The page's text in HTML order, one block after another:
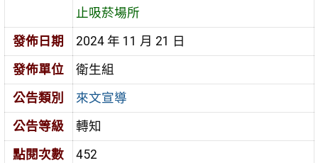
止吸菸場所
發佈日期
2024 年 11 月 21 日
發佈單位
衛生組
公告類別
來文宣導
公告等級
轉知
點閱次數
452